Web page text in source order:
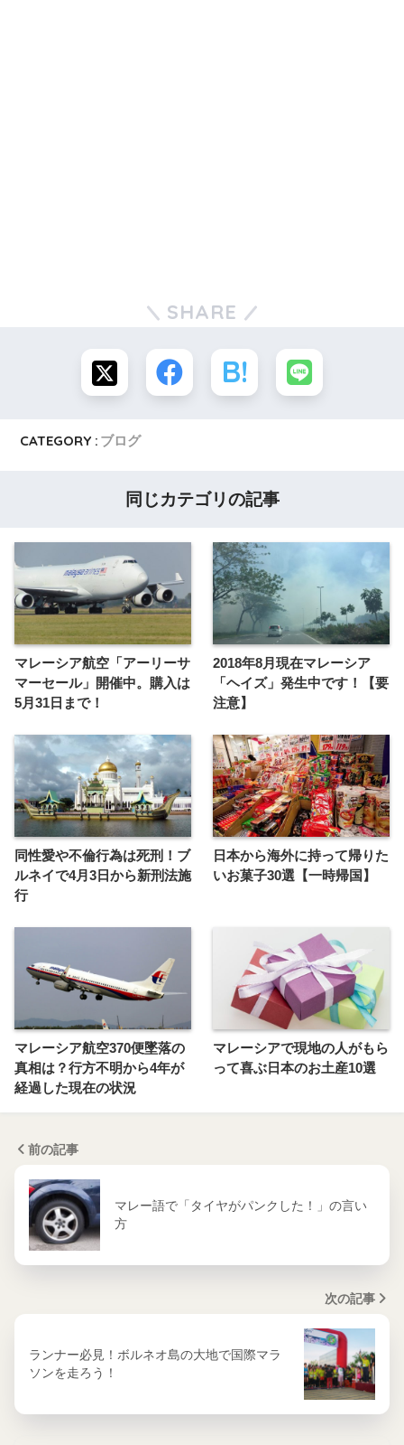
SHARE
CATEGORY : ブログ
同じカテゴリの記事
マレーシア航空「アーリーサ
マーセール」開催中。購入は
5月31日まで！
2018年8月現在マレーシア
「ヘイズ」発生中です！【要
注意】
同性愛や不倫行為は死刑！ブ
ルネイで4月3日から新刑法施
行
日本から海外に持って帰りた
いお菓子30選【一時帰国】
マレーシア航空370便墜落の
真相は？行方不明から4年が
経過した現在の状況
マレーシアで現地の人がもら
って喜ぶ日本のお土産10選
前の記事
マレー語で「タイヤがパンクした！」の言い
方
次の記事
ランナー必見！ボルネオ島の大地で国際マラ
ソンを走ろう！